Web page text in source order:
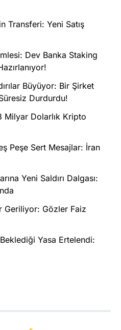
Transferi: Yeni Satış
Dev Banka Staking
Büyüyor: Bir Şirket
Durdurdu!
Milyar Dolarlık Kripto
Peşe Sert Mesajlar: İran
Yeni Saldırı Dalgası:
Geriliyor: Gözler Faiz
Yasa Ertelendi: